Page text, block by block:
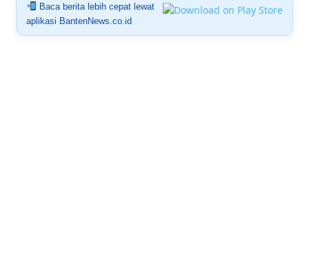
Baca berita lebih cepat lewat
aplikasi BantenNews.co.id